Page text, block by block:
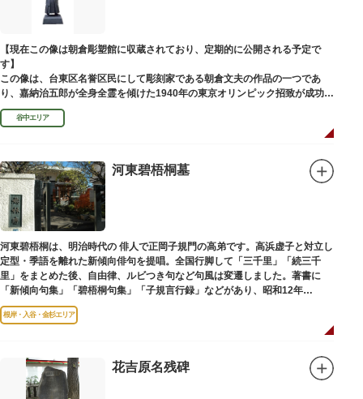
【現在この像は朝倉彫塑館に収蔵されており、定期的に公開される予定で
す】
この像は、台東区名誉区民にして彫刻家である朝倉文夫の作品の一つであ
り、嘉納治五郎が全身全霊を傾けた1940年の東京オリンピック招致が成功
（のちに返上）した、1936年に制作されました。
朝倉文夫は、1907～1910年ころに嘉納と知り合ったと推察されます。その
後も縁があり、嘉納の人柄や骨格などを熟知していた朝倉は、嘉納の海外出
ポーズは、嘉納の柔道家としての「不動の姿勢」を意識したと思われます。
谷中エリア
河東碧梧桐墓
河東碧梧桐は、明治時代の 俳人で正岡子規門の高弟です。高浜虚子と対立し
定型・季語を離れた新傾向俳句を提唱。全国行脚して「三千里」「続三千
里」をまとめた後、自由律、ルビつき句など句風は変遷しました。著書に
「新傾向句集」「碧梧桐句集」「子規言行録」などがあり、昭和12年
（1937）に没し、お墓は梅林寺（ばいりんじ）にあります。
根岸・入谷・金杉エリア
花吉原名残碑